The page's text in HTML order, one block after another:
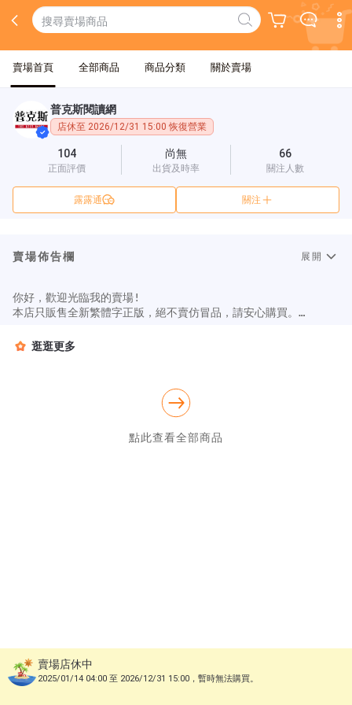
賣場首頁 全部商品 商品分類 關於賣場
普克斯閱讀網
店休至 2026/12/31 15:00 恢復營業
104
正面評價
尚無
出貨及時率
66
關注人數
露露通 關注
賣場佈告欄 展開
你好，歡迎光臨我的賣場!
本店只販售全新繁體字正版，絕不賣仿冒品，請安心購買。
大約5-7工作天補進出貨(不含假日周末)。
送途中碰撞有時難免，還請體諒，收到商品後、如有問題，請以露
逛逛更多
點此查看全部商品
賣場店休中
2025/01/14 04:00 至 2026/12/31 15:00，暫時無法購買。